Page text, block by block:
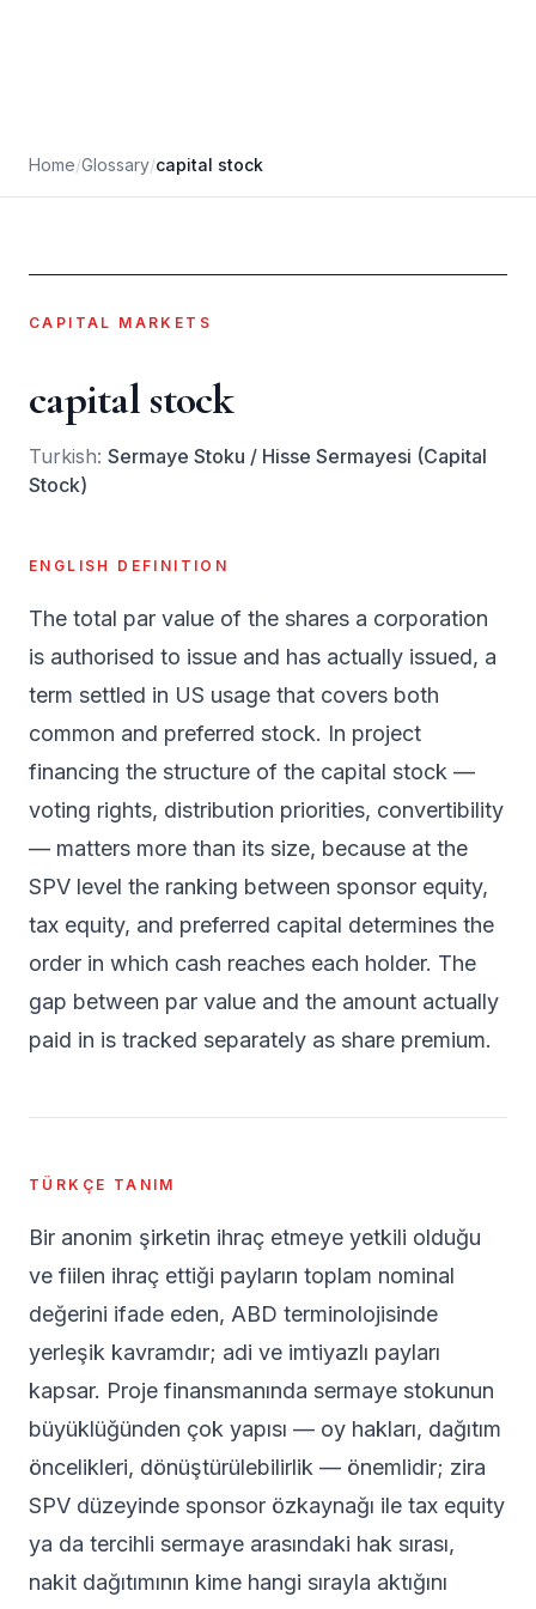
Home/Glossary/capital stock
CAPITAL MARKETS
capital stock
Turkish: Sermaye Stoku / Hisse Sermayesi (Capital
Stock)
ENGLISH DEFINITION
The total par value of the shares a corporation
is authorised to issue and has actually issued, a
term settled in US usage that covers both
common and preferred stock. In project
financing the structure of the capital stock —
voting rights, distribution priorities, convertibility
— matters more than its size, because at the
SPV level the ranking between sponsor equity,
tax equity, and preferred capital determines the
order in which cash reaches each holder. The
gap between par value and the amount actually
paid in is tracked separately as share premium.
TÜRKÇE TANIM
Bir anonim şirketin ihraç etmeye yetkili olduğu
ve fiilen ihraç ettiği payların toplam nominal
değerini ifade eden, ABD terminolojisinde
yerleşik kavramdır; adi ve imtiyazlı payları
kapsar. Proje finansmanında sermaye stokunun
büyüklüğünden çok yapısı — oy hakları, dağıtım
öncelikleri, dönüştürülebilirlik — önemlidir; zira
SPV düzeyinde sponsor özkaynağı ile tax equity
ya da tercihli sermaye arasındaki hak sırası,
nakit dağıtımının kime hangi sırayla aktığını